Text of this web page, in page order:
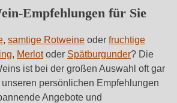
Empfehlungen für Sie
, samtige Rotweine oder fruchtige
, Merlotoder Spätburgunder? Die
ist bei der großen Auswahl oft gar
persönlichen Empfehlungen
Angebote und